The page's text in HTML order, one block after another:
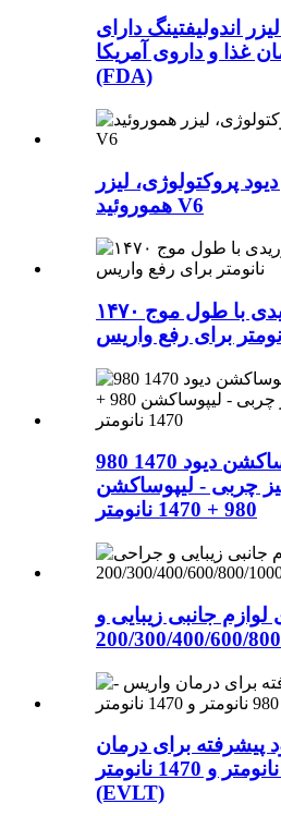
اندولیفتینگ دارای
غذا و داروی آمریکا
(FDA)
پروکتولوژی، لیزر
هموروئید V6
لیزر دیود درون وریدی با طول موج ۱۴۷۰
برای رفع واریس
دستگاه لیزر لیپوساکشن دیود 1470 980
چربی - لیپوساکشن
980 + 1470 نانومتر
جانبی زیبایی و
پیشرفته برای درمان
واریس - 980 نانومتر و 1470 نانومتر
(EVLT)